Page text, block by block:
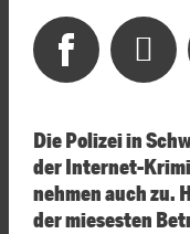
Die Polizei in
der Internet-
nehmen auch zu.
der miesesten